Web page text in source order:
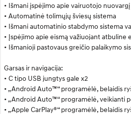
• Išmani įspėjimo apie vairuotojo
• Automatinė tolimųjų šviesų sistema
• Išmani automatinio stabdymo sistema
• Įspėjimo apie eismą važiuojant atbuline
• Išmanioji pastovaus greičio palaikymo
Garsas ir navigacija:
• C tipo USB jungtys gale x2
• „Android Auto™“ programėlė, belaidis
• „Android Auto™“ programėlė, veikianti
• „Apple CarPlay®“ programėlė, belaidis